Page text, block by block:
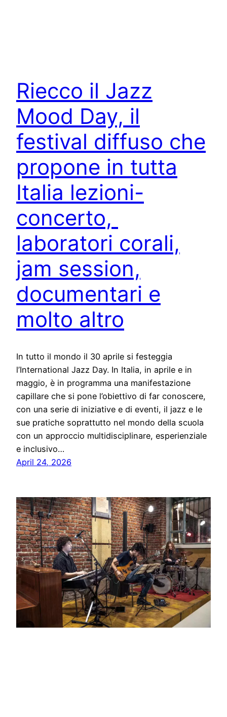
Riecco il Jazz
Mood Day, il
festival diffuso che
propone in tutta
Italia lezioni-
concerto,
laboratori corali,
jam session,
documentari e
molto altro
In tutto il mondo il 30 aprile si festeggia
l’International Jazz Day. In Italia, in aprile e in
maggio, è in programma una manifestazione
capillare che si pone l’obiettivo di far conoscere,
con una serie di iniziative e di eventi, il jazz e le
sue pratiche soprattutto nel mondo della scuola
con un approccio multidisciplinare, esperienziale
e inclusivo…
April 24, 2026